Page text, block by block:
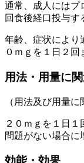
通常、成人にはプ
回食後経口投与す
年齢、症状により
０ｍｇを１日２回
用法・用量に
（用法及び用量に
２０ｍｇを１日
問題がない場合に